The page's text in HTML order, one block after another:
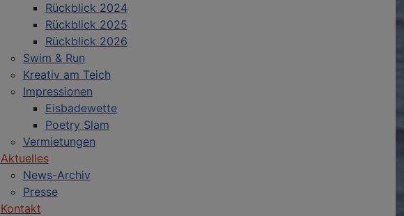
Rückblick 2024
Rückblick 2025
Rückblick 2026
Swim & Run
Kreativ am Teich
Impressionen
Eisbadewette
Poetry Slam
Vermietungen
Aktuelles
News-Archiv
Presse
Kontakt